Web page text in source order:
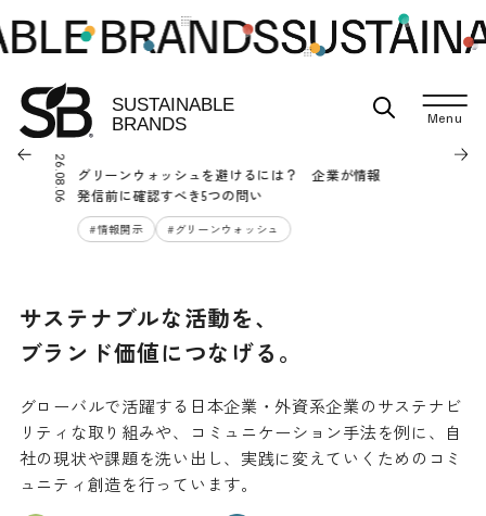
Menu
2026.08.06
グリーンウォッシュを避けるには？ 企業が情報
発信前に確認すべき5つの問い
#情報開示 #グリーンウォッシュ
サステナブルな活動を、
ブランド価値につなげる。
グローバルで活躍する日本企業・外資系企業のサステナビ
リティな取り組みや、コミュニケーション手法を例に、自
社の現状や課題を洗い出し、実践に変えていくためのコミ
ュニティ創造を行っています。